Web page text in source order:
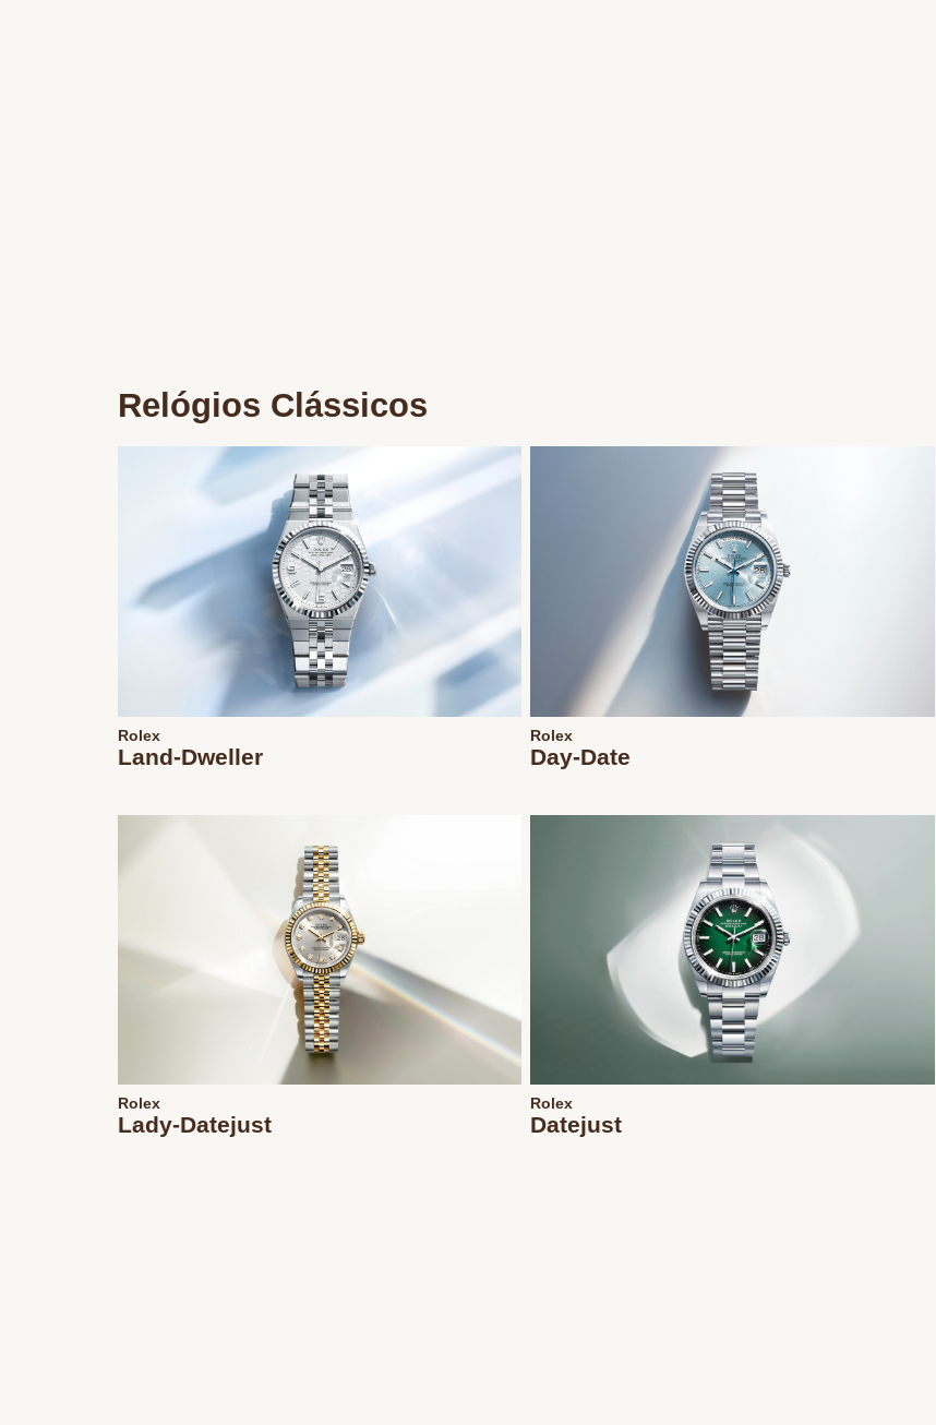
Relógios Clássicos
Rolex
Land-Dweller
Rolex
Day-Date
Rolex
Lady-Datejust
Rolex
Datejust